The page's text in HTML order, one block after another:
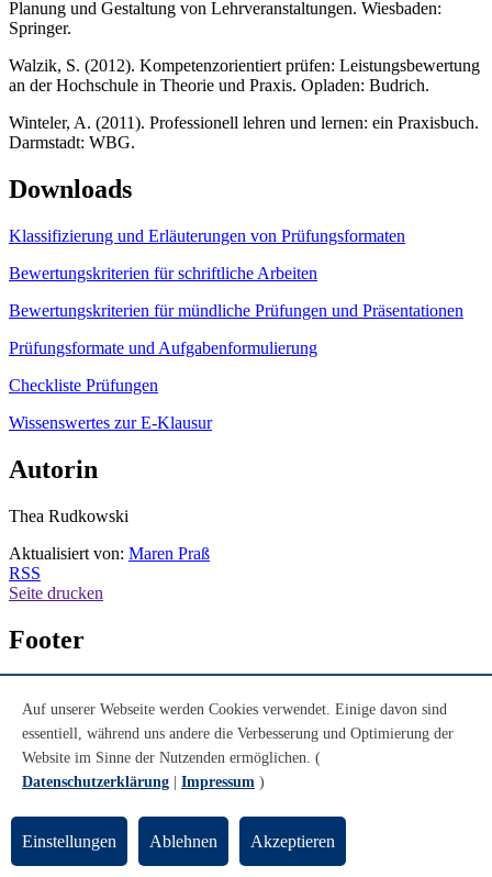
Planung und Gestaltung von Lehrveranstaltungen. Wiesbaden:
Springer.
Walzik, S. (2012). Kompetenzorientiert prüfen: Leistungsbewertung
an der Hochschule in Theorie und Praxis. Opladen: Budrich.
Winteler, A. (2011). Professionell lehren und lernen: ein Praxisbuch.
Darmstadt: WBG.
Downloads
Klassifizierung und Erläuterungen von Prüfungsformaten
Bewertungskriterien für schriftliche Arbeiten
Bewertungskriterien für mündliche Prüfungen und Präsentationen
Prüfungsformate und Aufgabenformulierung
Checkliste Prüfungen
Wissenswertes zur E-Klausur
Autorin
Thea Rudkowski
Aktualisiert von: Maren Praß
RSS
Seite drucken
Footer
Universität Bremen
Akademie für Weiterbildung
28334 Bremen
Telefon: +49 421 218-61610
E-Mail: weiterbildung@uni-bremen.de
Auf unserer Webseite werden Cookies verwendet. Einige davon sind
essentiell, während uns andere die Verbesserung und Optimierung der
Website im Sinne der Nutzenden ermöglichen. (
Datenschutzerklärung
Impressum )
Einstellungen Ablehnen Akzeptieren